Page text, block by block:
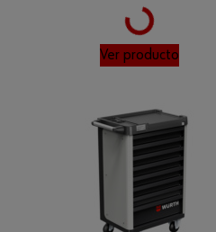
Loading...
Ver producto